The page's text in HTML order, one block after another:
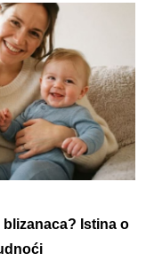
blizanaca? Istina o